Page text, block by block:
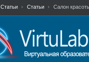
Статьи Статьи Салон